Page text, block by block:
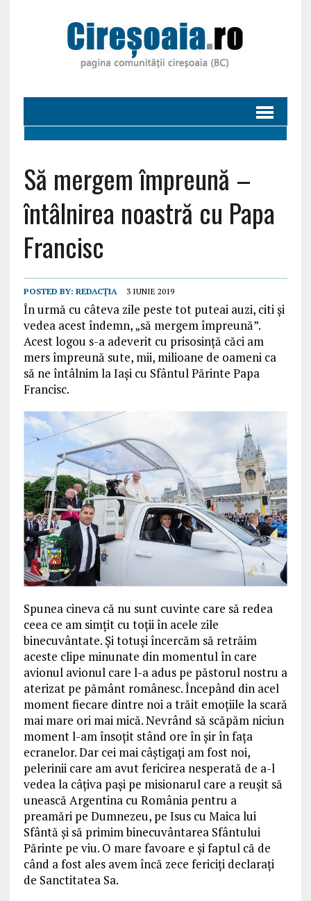
Să mergem împreună –
întâlnirea noastră cu Papa
Francisc
POSTED BY: REDACȚIA 3 IUNIE 2019
În urmă cu câteva zile peste tot puteai auzi, citi și
vedea acest îndemn, „să mergem împreună”.
Acest logou s-a adeverit cu prisosință căci am
mers împreună sute, mii, milioane de oameni ca
să ne întâlnim la Iași cu Sfântul Părinte Papa
Francisc.
Spunea cineva că nu sunt cuvinte care să redea
ceea ce am simțit cu toții în acele zile
binecuvântate. Și totuși încercăm să retrăim
aceste clipe minunate din momentul în care
avionul avionul care l-a adus pe păstorul nostru a
aterizat pe pământ românesc. Începând din acel
moment fiecare dintre noi a trăit emoțiile la scară
mai mare ori mai mică. Nevrând să scăpăm niciun
moment l-am însoțit stând ore în șir în fața
ecranelor. Dar cei mai câștigați am fost noi,
pelerinii care am avut fericirea nesperată de a-l
vedea la câțiva pași pe misionarul care a reușit să
unească Argentina cu România pentru a
preamări pe Dumnezeu, pe Isus cu Maica lui
Sfântă și să primim binecuvântarea Sfântului
Părinte pe viu. O mare favoare e și faptul că de
când a fost ales avem încă zece fericiți declarați
de Sanctitatea Sa.